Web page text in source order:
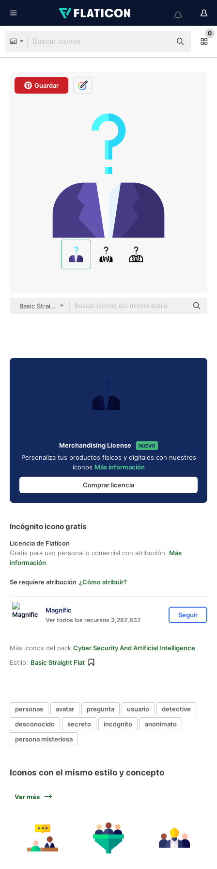
0
Guardar
Basic Straight Flat
Merchandising License NUEVO
Personaliza tus productos físicos y digitales con nuestros
iconos Más información
Comprar licencia
Incógnito icono gratis
Licencia de Flaticon
Gratis para uso personal o comercial con atribución. Más
información
Se requiere atribución ¿Cómo atribuir?
Magnific
Ver todos los recursos 3,282,832
Seguir
Más iconos del pack Cyber Security And Artificial Intelligence
Estilo: Basic Straight Flat
personas avatar pregunta usuario
detective
desconocido
secreto incógnito
anonimato
persona misteriosa
Iconos con el mismo estilo y concepto
Ver más